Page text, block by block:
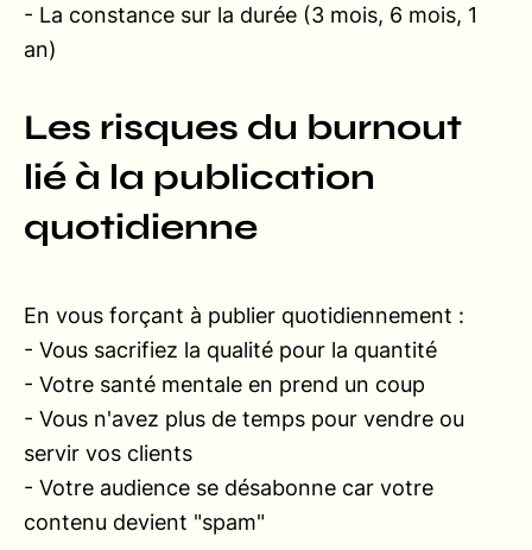
- La constance sur la durée (3 mois, 6 mois, 1
an)
Les risques du burnout
lié à la publication
quotidienne
En vous forçant à publier quotidiennement :
- Vous sacrifiez la qualité pour la quantité
- Votre santé mentale en prend un coup
- Vous n'avez plus de temps pour vendre ou
servir vos clients
- Votre audience se désabonne car votre
contenu devient "spam"